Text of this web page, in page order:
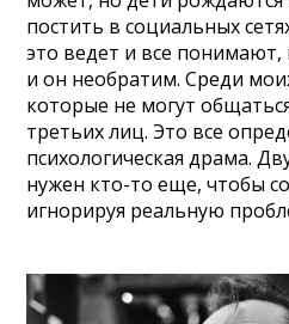
постить в социальных
это ведет и все
и он необратим. Среди
которые не могут
третьих лиц. Это все
психологическая драма.
нужен кто-то еще, чтобы
игнорируя реальную